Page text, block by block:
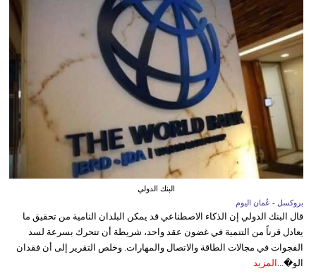
البنك الدولي
بروكسل - عُمان اليوم
قال البنك الدولي إن الذكاء الاصطناعي قد يمكن البلدان النامية من تحقيق ما
يعادل قرناً من التنمية في غضون عقد واحد، شريطة أن تتحرك بسرعة لسد
الفجوات في مجالات الطاقة والاتصال والمهارات. وخلص التقرير إلى أن فقدان
الو�... المزيد